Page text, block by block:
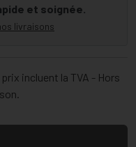
et soignée.
livraisons
incluent la TVA - Hors